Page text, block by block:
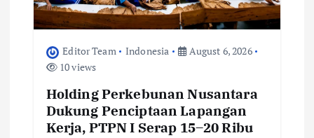
Editor Team Indonesia
August 6, 2026
10 views
Holding Perkebunan Nusantara
Dukung Penciptaan Lapangan
Kerja, PTPN I Serap 15–20 Ribu